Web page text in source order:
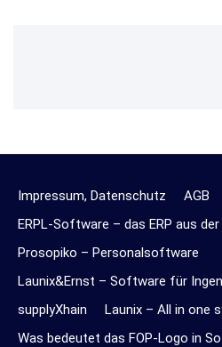
Impressum, Datenschutz
AGB
ERPL-Software – das ERP aus
Prosopiko – Personalsoftware
Launix&Ernst – Software für
supplyXhain
Launix – All in one
Was bedeutet das FOP-Logo in